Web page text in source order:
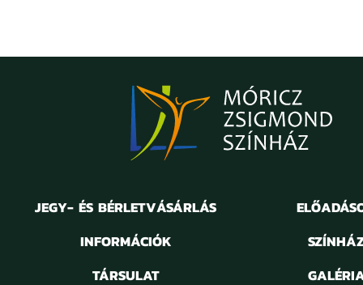
JEGY- ÉS BÉRLETVÁSÁRLÁS
INFORMÁCIÓK
TÁRSULAT